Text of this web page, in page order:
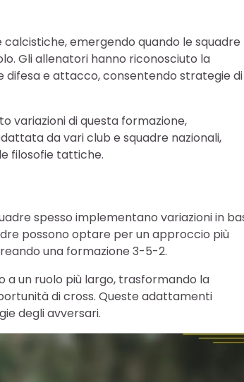
emergendo quando le squadre
Gli allenatori hanno riconosciuto la
e attacco, consentendo strategie di
variazioni di questa formazione,
da vari club e squadre nazionali,
filosofie tattiche.
spesso implementano variazioni in
possono optare per un approccio più
una formazione 3-5-2.
a un ruolo più largo, trasformando la
di cross. Queste adattamenti
degli avversari.